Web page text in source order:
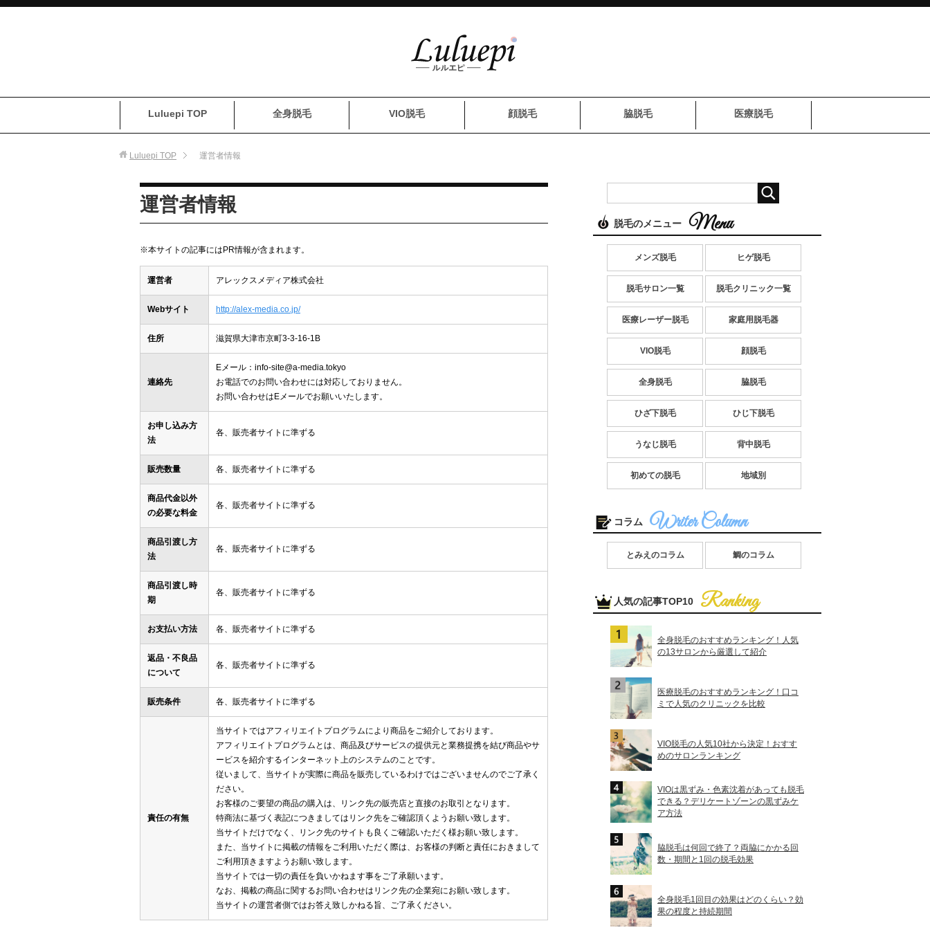
Luluepi TOP 全身脱毛 VIO脱毛 顔脱毛 脇脱毛 医療脱毛
Luluepi TOP 運営者情報
運営者情報
※本サイトの記事にはPR情報が含まれます。
運営者 アレックスメディア株式会社
Webサイト http://alex-media.co.jp/
住所 滋賀県大津市京町3-3-16-1B
連絡先
Eメール：info-site@a-media.tokyo
お電話でのお問い合わせには対応しておりません。
お問い合わせはEメールでお願いいたします。
お申し込み方
法
各、販売者サイトに準ずる
販売数量 各、販売者サイトに準ずる
商品代金以外
の必要な料金
各、販売者サイトに準ずる
商品引渡し方
法
各、販売者サイトに準ずる
商品引渡し時
期
各、販売者サイトに準ずる
お支払い方法 各、販売者サイトに準ずる
返品・不良品
について
各、販売者サイトに準ずる
販売条件 各、販売者サイトに準ずる
責任の有無
当サイトではアフィリエイトプログラムにより商品をご紹介しております。
アフィリエイトプログラムとは、商品及びサービスの提供元と業務提携を結び商品やサ
ービスを紹介するインターネット上のシステムのことです。
従いまして、当サイトが実際に商品を販売しているわけではございませんのでご了承く
ださい。
お客様のご要望の商品の購入は、リンク先の販売店と直接のお取引となります。
特商法に基づく表記につきましてはリンク先をご確認頂くようお願い致します。
当サイトだけでなく、リンク先のサイトも良くご確認いただく様お願い致します。
また、当サイトに掲載の情報をご利用いただく際は、お客様の判断と責任におきまして
ご利用頂きますようお願い致します。
当サイトでは一切の責任を負いかねます事をご了承願います。
なお、掲載の商品に関するお問い合わせはリンク先の企業宛にお願い致します。
当サイトの運営者側ではお答え致しかねる旨、ご了承ください。
脱毛のメニュー
メンズ脱毛 ヒゲ脱毛
脱毛サロン一覧 脱毛クリニック一覧
医療レーザー脱毛 家庭用脱毛器
VIO脱毛 顔脱毛
全身脱毛 脇脱毛
ひざ下脱毛 ひじ下脱毛
うなじ脱毛 背中脱毛
初めての脱毛 地域別
コラム
とみえのコラム 鯛のコラム
人気の記事TOP10
全身脱毛のおすすめランキング！人気
の13サロンから厳選して紹介
医療脱毛のおすすめランキング！口コ
ミで人気のクリニックを比較
VIO脱毛の人気10社から決定！おすす
めのサロンランキング
VIOは黒ずみ・色素沈着があっても脱毛
できる？デリケートゾーンの黒ずみケ
ア方法
脇脱毛は何回で終了？両脇にかかる回
数・期間と1回の脱毛効果
全身脱毛1回目の効果はどのくらい？効
果の程度と持続期間